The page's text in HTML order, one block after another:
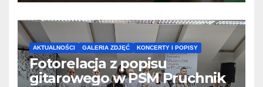
AKTUALNOŚCI GALERIA ZDJĘĆ KONCERTY I POPISY
Fotorelacja z popisu
gitarowego w PSM Pruchnik